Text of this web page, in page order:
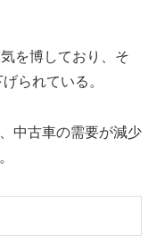
を博しており、そ
られている。
中古車の需要が減少